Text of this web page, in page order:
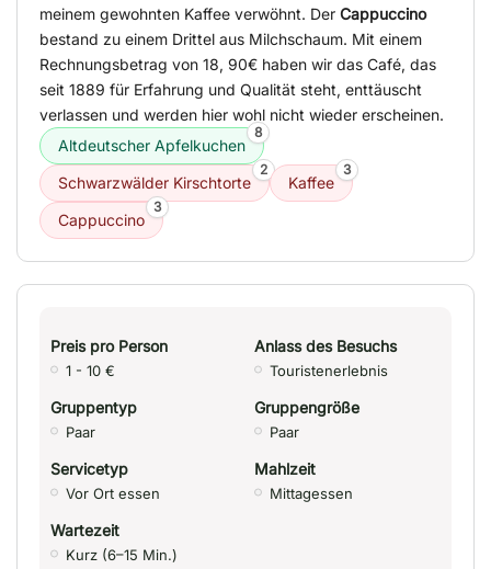
meinem gewohnten Kaffee verwöhnt. Der Cappuccino
bestand zu einem Drittel aus Milchschaum. Mit einem
Rechnungsbetrag von 18, 90€ haben wir das Café, das
seit 1889 für Erfahrung und Qualität steht, enttäuscht
verlassen und werden hier wohl nicht wieder erscheinen.
Altdeutscher Apfelkuchen
8
Schwarzwälder Kirschtorte
2
Kaffee
3
Cappuccino
3
Preis pro Person
1 - 10 €
Anlass des Besuchs
Touristenerlebnis
Gruppentyp
Paar
Gruppengröße
Paar
Servicetyp
Vor Ort essen
Mahlzeit
Mittagessen
Wartezeit
Kurz (6–15 Min.)